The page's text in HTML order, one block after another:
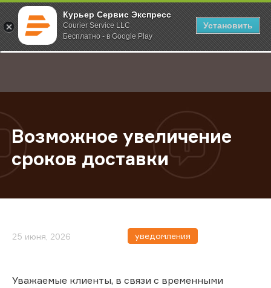
Курьер Сервис Экспресс
Courier Service LLC
Бесплатно - в Google Play
Установить
;
Главная О компании Новости Возможное увеличение сроков
Возможное увеличение
сроков доставки
25 июня, 2026 уведомления
Уважаемые клиенты, в связи с временными